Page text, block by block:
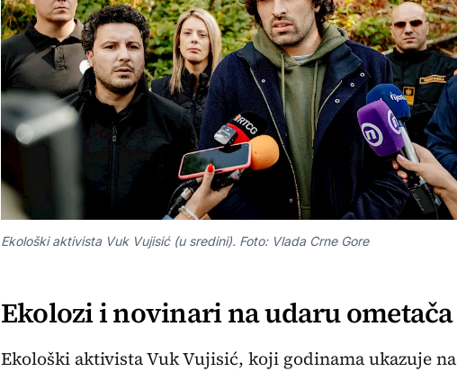
Ekološki aktivista Vuk Vujisić (u sredini). Foto: Vlada Crne Gore
Ekolozi i novinari na udaru ometača
Ekološki aktivista Vuk Vujisić, koji godinama ukazuje na